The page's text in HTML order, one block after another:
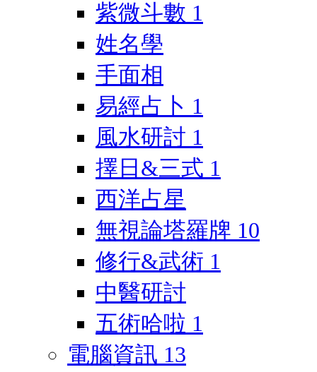
紫微斗數 1
姓名學
手面相
易經占卜 1
風水研討 1
擇日&三式 1
西洋占星
無視論塔羅牌 10
修行&武術 1
中醫研討
五術哈啦 1
電腦資訊 13